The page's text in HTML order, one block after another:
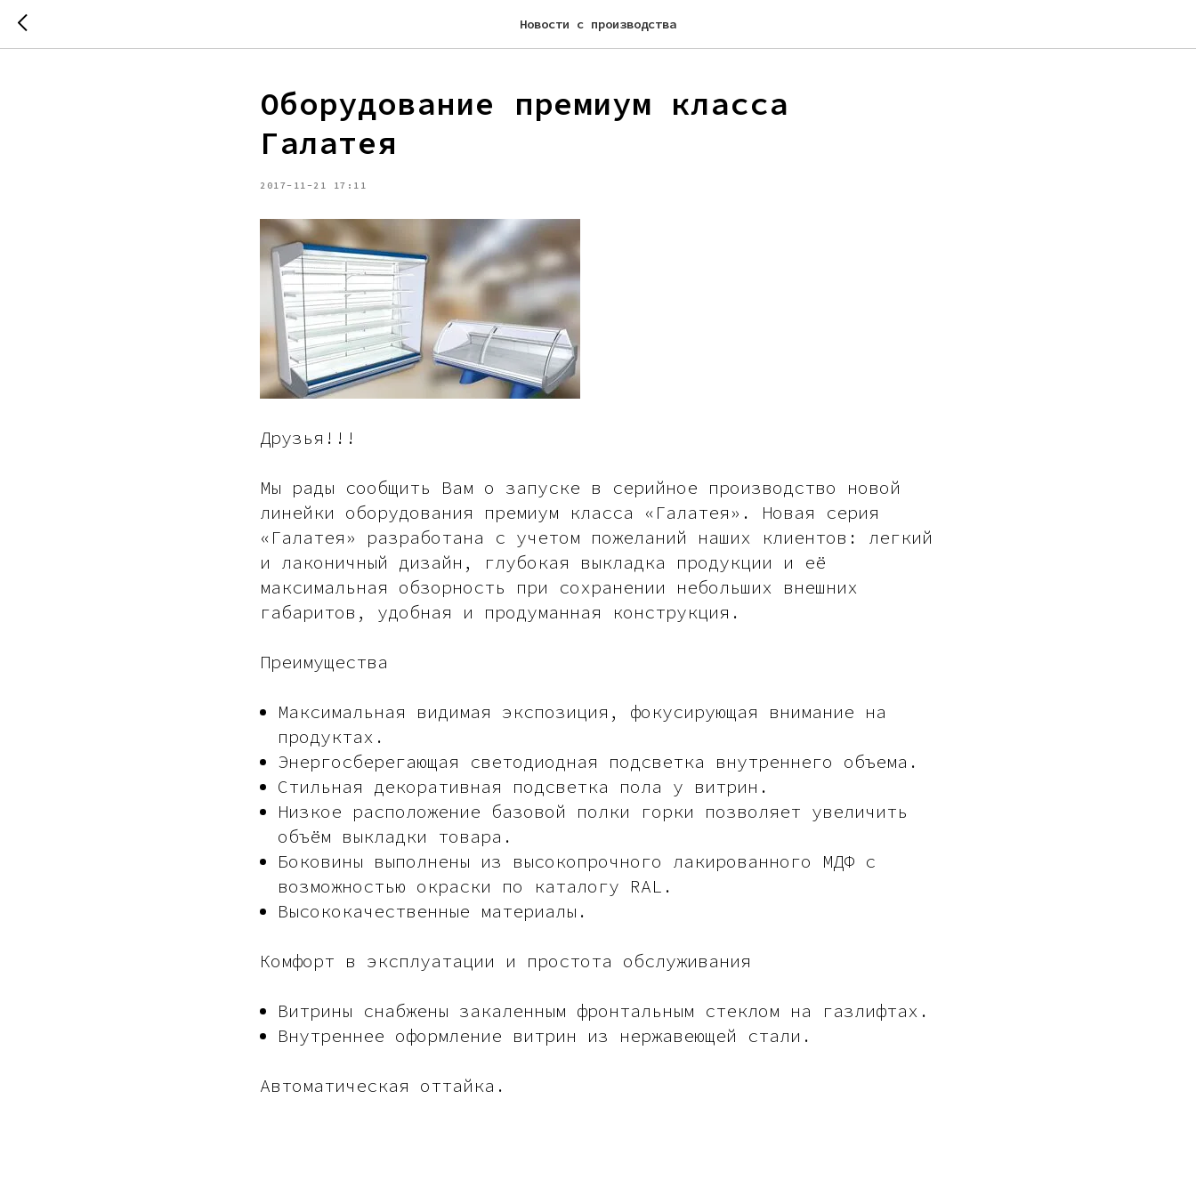
Новости с производства
Оборудование премиум класса
Галатея
2017-11-21 17:11
Друзья!!!
Мы рады сообщить Вам о запуске в серийное производство новой
линейки оборудования премиум класса «Галатея». Новая серия
«Галатея» разработана с учетом пожеланий наших клиентов: легкий
и лаконичный дизайн, глубокая выкладка продукции и её
максимальная обзорность при сохранении небольших внешних
габаритов, удобная и продуманная конструкция.
Преимущества
Максимальная видимая экспозиция, фокусирующая внимание на
продуктах.
Энергосберегающая светодиодная подсветка внутреннего объема.
Стильная декоративная подсветка пола у витрин.
Низкое расположение базовой полки горки позволяет увеличить
объём выкладки товара.
Боковины выполнены из высокопрочного лакированного МДФ с
возможностью окраски по каталогу RAL.
Высококачественные материалы.
Комфорт в эксплуатации и простота обслуживания
Витрины снабжены закаленным фронтальным стеклом на газлифтах.
Внутреннее оформление витрин из нержавеющей стали.
Автоматическая оттайка.